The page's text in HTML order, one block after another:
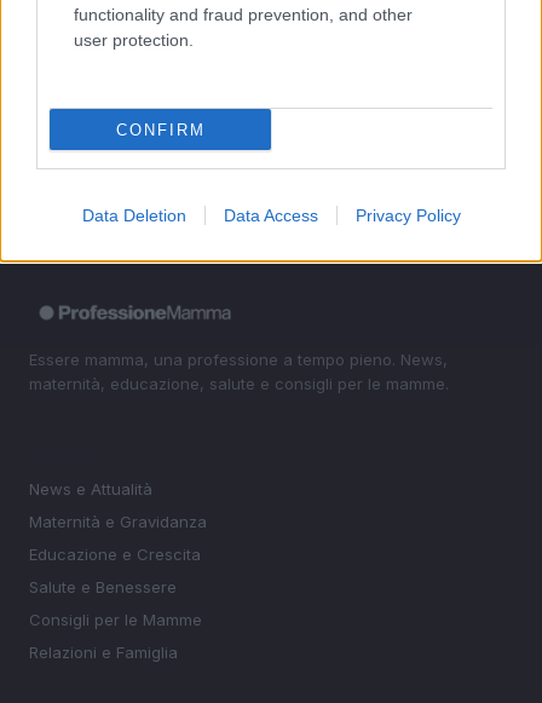
functionality and fraud prevention, and other
user protection.
CONFIRM
Data Deletion Data Access Privacy Policy
Aiuti famiglie: tutto quello che devi sapere sui supporti
5 La magia delle giostre: un viaggio tra passato e
presente
Essere mamma, una professione a tempo pieno. News,
maternità, educazione, salute e consigli per le mamme.
News e Attualità
Maternità e Gravidanza
Educazione e Crescita
Salute e Benessere
Consigli per le Mamme
Relazioni e Famiglia